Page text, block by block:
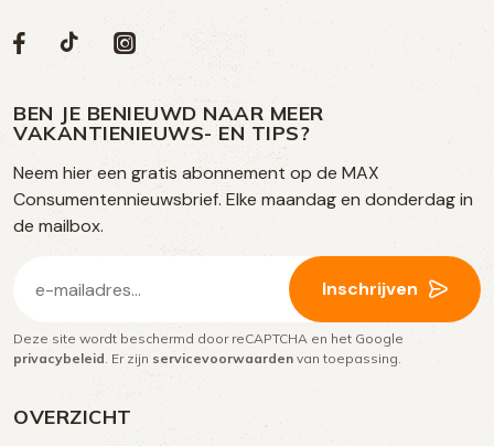
OVERZICHT
Volg
op
social
media
Social
Volg
op
Facebook
Volg
op
TikTok
Volg
op
Instagram
BEN JE BENIEUWD NAAR MEER
VAKANTIENIEUWS- EN TIPS?
Neem hier een gratis abonnement op de MAX
Consumentennieuwsbrief. Elke maandag en donderdag in
de mailbox.
mailadres
(Vereist)
Inschrijven
Deze site wordt beschermd door reCAPTCHA en het Google
privacybeleid . Er zijn servicevoorwaarden van toepassing.